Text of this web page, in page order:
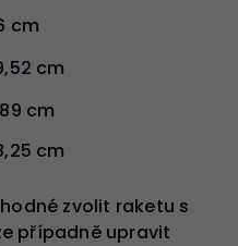
cm
cm
cm
cm
zvolit raketu s
případně upravit